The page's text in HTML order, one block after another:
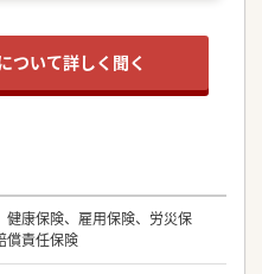
ついて詳しく聞く
健康保険、雇用保険、労災保
償責任保険